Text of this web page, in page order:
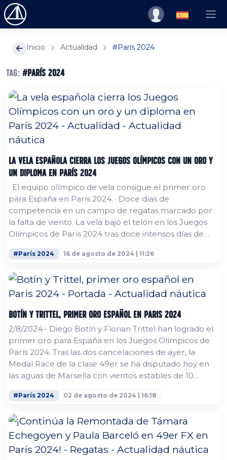
Inicio Actualidad #París 2024
Tag: #París 2024
La vela española cierra los Juegos Olímpicos con un oro y
un diploma en París 2024
· El equipo olímpico de vela consigue el primer oro
para España en París 2024. · Doce días de
competencia en un campo de regatas marcado por
la falta de viento. La vela bajó el telón en los Juegos
Olímpicos de París 2024 tras doce intensos días de
para el equipo español. Diego Botín y Florian Trittel se
que Jordi Xammar y Nora Brugman lograron un
meritorio cuarto...
#París 2024 16 de agosto de 2024 | 11:26
Botín y Trittel, primer oro español en Paris 2024
2/8/2024.- Diego Botín y Florian Trittel han logrado el
primer oro para España en los Juegos Olímpicos de
París 2024. Tras las dos cancelaciones de ayer, la
Medal Race de la clase 49er se ha disputado hoy en
las aguas de Marsella con vientos estables de 10
para demostrar su dominio, liderando de principio a
desde Londres 2012, con Marina Alabau (RSF) y
Támara Echegoyen,...
#París 2024 02 de agosto de 2024 | 16:18